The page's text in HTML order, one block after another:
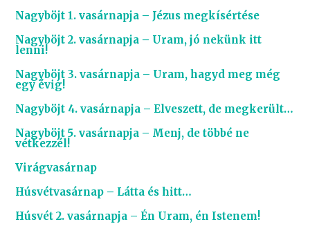
Nagyböjt 1. vasárnapja – Jézus megkísértése
Nagyböjt 2. vasárnapja – Uram, jó nekünk itt
lenni!
Nagyböjt 3. vasárnapja – Uram, hagyd meg még
egy évig!
Nagyböjt 4. vasárnapja – Elveszett, de megkerült…
Nagyböjt 5. vasárnapja – Menj, de többé ne
vétkezzél!
Virágvasárnap
Húsvétvasárnap – Látta és hitt…
Húsvét 2. vasárnapja – Én Uram, én Istenem!